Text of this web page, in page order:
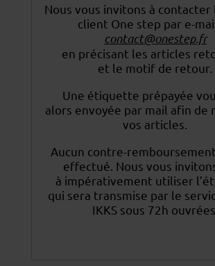
Nous vous invitons à contacter
client One step par e-
contact@onestep.fr
en précisant les articles
et le motif de retour.
Une étiquette prépayée
alors envoyée par mail afin de
vos articles.
Aucun contre-
effectué. Nous vous
à impérativement utiliser
qui sera transmise par le
IKKS sous 72h ouvrées.